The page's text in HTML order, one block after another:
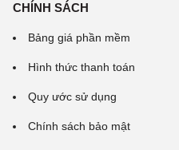
CHÍNH SÁCH
Bảng giá phần mềm
Hình thức thanh toán
Quy ước sử dụng
Chính sách bảo mật